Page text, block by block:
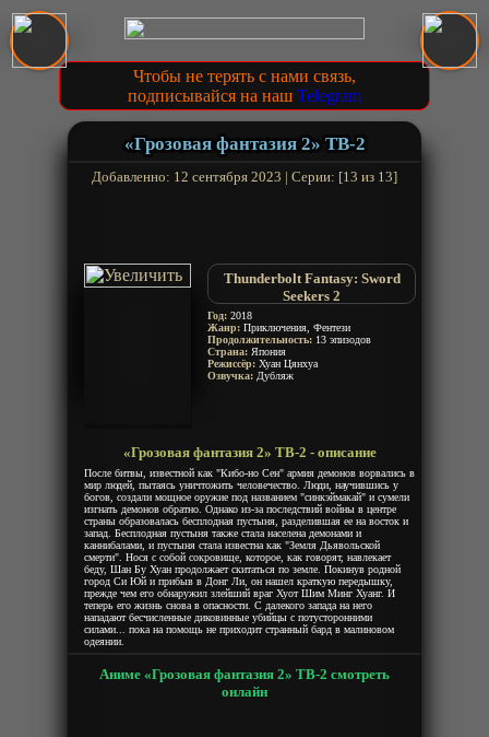
Чтобы не терять с нами связь,
подписывайся на наш Telegram
«Грозовая фантазия 2» ТВ-2
Добавленно: 12 сентября 2023 | Серии: [13 из 13]
Thunderbolt Fantasy: Sword
Seekers 2
Thunderbolt Fantasy: Touri-ken
Yuuki 2
Год: 2018
Жанр: Приключения, Фентези
Продолжительность: 13 эпизодов
Страна: Япония
Режиссёр: Хуан Цянхуа
Озвучка: Дубляж
«Грозовая фантазия 2» ТВ-2 - описание
После битвы, известной как "Кибо-но Сен" армия демонов ворвались в
мир людей, пытаясь уничтожить человечество. Люди, научившись у
богов, создали мощное оружие под названием "синкэймакай" и сумели
изгнать демонов обратно. Однако из-за последствий войны в центре
страны образовалась бесплодная пустыня, разделившая ее на восток и
запад. Бесплодная пустыня также стала населена демонами и
каннибалами, и пустыня стала известна как "Земля Дьявольской
смерти". Нося с собой сокровище, которое, как говорят, навлекает
беду, Шан Бу Хуан продолжает скитаться по земле. Покинув родной
город Си Юй и прибыв в Донг Ли, он нашел краткую передышку,
прежде чем его обнаружил злейший враг Хуот Шим Минг Хуанг. И
теперь его жизнь снова в опасности. С далекого запада на него
нападают бесчисленные диковинные убийцы с потусторонними
силами... пока на помощь не приходит странный бард в малиновом
одеянии.
Аниме «Грозовая фантазия 2» ТВ-2 смотреть
онлайн